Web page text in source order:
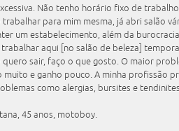
Não tenho horário fixo de
para mim mesma, já abri salão
um estabelecimento, além da
trabalhar aqui [no salão de beleza]
quero sair, faço o que gosto. O maior
muito e ganho pouco. A minha profissão
como alergias, bursites e
45 anos, motoboy.